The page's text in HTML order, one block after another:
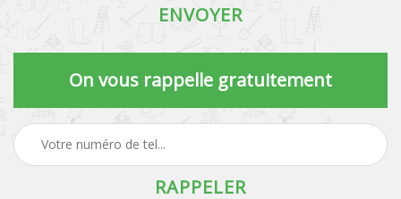
On vous rappelle gratuitement